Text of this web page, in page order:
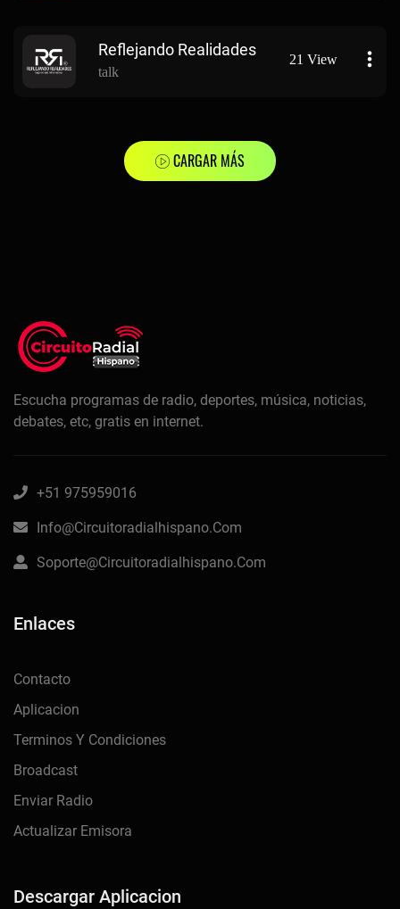
Reflejando Realidades
talk
21 View
CARGAR MÁS
Escucha programas de radio, deportes, música, noticias,
debates, etc, gratis en internet.
+51 975959016
Info@circuitoradialhispano.com
Soporte@circuitoradialhispano.com
Enlaces
Contacto
Aplicacion
Terminos Y Condiciones
Broadcast
Enviar Radio
Actualizar Emisora
Descargar Aplicacion